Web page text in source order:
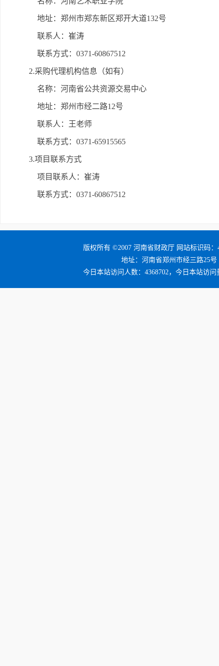
地址：郑州市郑东新区郑开大道132号
联系人：崔涛
联系方式：0371-60867512
2.采购代理机构信息（如有）
名称：河南省公共资源交易中心
地址：郑州市经二路12号
联系人：王老师
联系方式：0371-65915565
3.项目联系方式
项目联系人：崔涛
联系方式：0371-60867512
版权所有 ©2007 河南省财政厅 网站标识码：
地址：河南省郑州市经三路25号
今日本站访问人数：4368702，今日本站访问